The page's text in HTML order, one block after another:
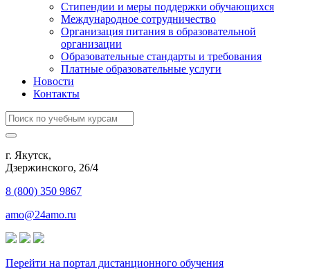
Стипендии и меры поддержки обучающихся
Международное сотрудничество
Организация питания в образовательной
организации
Образовательные стандарты и требования
Платные образовательные услуги
Новости
Контакты
г. Якутск,
Дзержинского, 26/4
8 (800) 350 9867
amo@24amo.ru
Перейти на портал дистанционного обучения